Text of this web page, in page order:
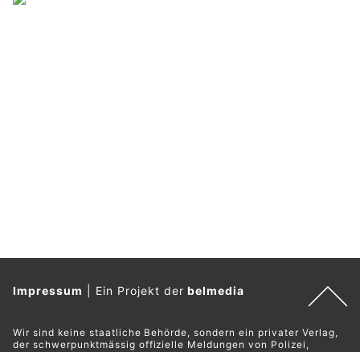
Impressum Ein Projekt derbelmedia
Wir sind keine staatliche Behörde, sondern ein privater Verlag,
der schwerpunktmässig offizielle Meldungen von Polizei,